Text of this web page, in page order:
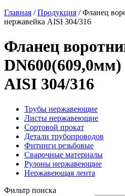
Главная /Продукция /Фланец
нержавейка AISI 304/316
Фланец
AISI 304/316
Трубы нержавеющие
Листы нержавеющие
Сортовой прокат
Детали трубопроводов
Фитинги резьбовые
Сварочные материалы
Рулоны нержавеющие
Нержавеющая лента
Фильтр поиска